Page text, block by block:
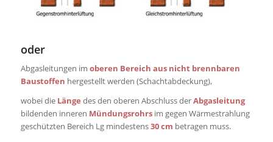
oder
Abgasleitungen im oberen Bereich aus nicht brennbaren
Baustoffen hergestellt werden (Schachtabdeckung),
wobei die Länge des den oberen Abschluss derAbgasleitung
bildenden inneren Mündungsrohrsim gegen Wärmestrahlung
geschützten Bereich Lg mindestens30 cm betragen muss.